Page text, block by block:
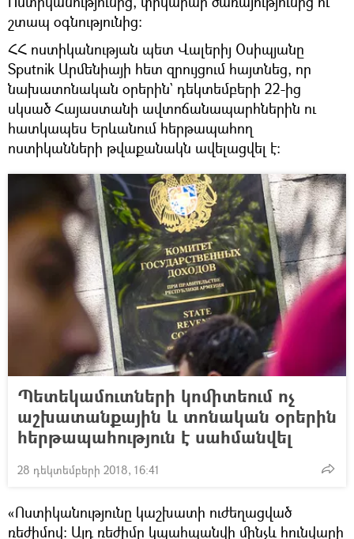
շտապ օգնությունից։
ՀՀ ոստիկանության պետ Վալերիյ Օսիպյանը
Sputnik Արմենիայի հետ զրույցում հայտնեց, որ
նախատոնական օրերին` դեկտեմբերի 22-ից
սկսած Հայաստանի ավտոճանապարհներին ու
հատկապես Երևանում հերթապահող
ոստիկանների թվաքանակն ավելացվել է։
Պետեկամուտների կոմիտեում ոչ
աշխատանքային և տոնական օրերին
հերթապահություն է սահմանվել
28 դեկտեմբերի 2018, 16:41
«Ոստիկանությունը կաշխատի ուժեղացված
ռեժիմով։ Այդ ռեժիմը կպահպանվի մինչև հունվարի